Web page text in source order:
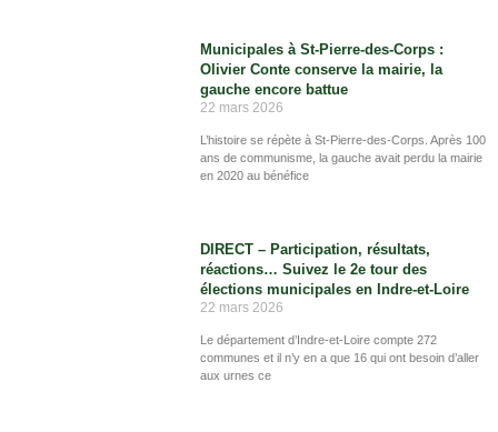
Municipales à St-Pierre-des-Corps :
Olivier Conte conserve la mairie, la
gauche encore battue
22 mars 2026
L’histoire se répète à St-Pierre-des-Corps. Après 100
ans de communisme, la gauche avait perdu la mairie
en 2020 au bénéfice
DIRECT – Participation, résultats,
réactions… Suivez le 2e tour des
élections municipales en Indre-et-Loire
22 mars 2026
Le département d’Indre-et-Loire compte 272
communes et il n’y en a que 16 qui ont besoin d’aller
aux urnes ce